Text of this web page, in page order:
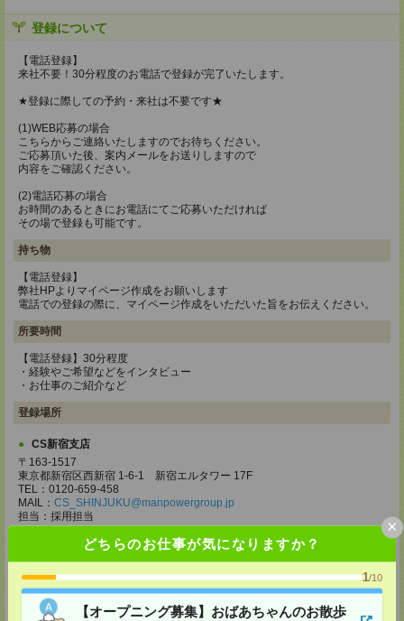
どちらのお仕事が気になりますか？
1/10
【オープニング募集】おばあちゃんのお散歩
×
登録について
【電話登録】
来社不要！30分程度のお電話で登録が完了いたします。
★登録に際しての予約・来社は不要です★
(1)WEB応募の場合
こちらからご連絡いたしますのでお待ちください。
ご応募頂いた後、案内メールをお送りしますので
内容をご確認ください。
(2)電話応募の場合
お時間のあるときにお電話にてご応募いただければ
その場で登録も可能です。
持ち物
【電話登録】
弊社HPよりマイページ作成をお願いします
電話での登録の際に、マイページ作成をいただいた旨をお伝えください。
所要時間
【電話登録】30分程度
・経験やご希望などをインタビュー
・お仕事のご紹介など
登録場所
CS新宿支店
〒163-1517
東京都新宿区西新宿 1-6-1 新宿エルタワー 17F
TEL：0120-659-458
MAIL： CS_SHINJUKU@manpowergroup.jp
担当：採用担当
CS立川支店
〒190-0012
東京都立川市曙町2-34-7 ファーレイーストビル 8F
TEL：0120-659-460
MAIL：CS_TACHIKAWA@manpowergroup.jp
担当：採用担当